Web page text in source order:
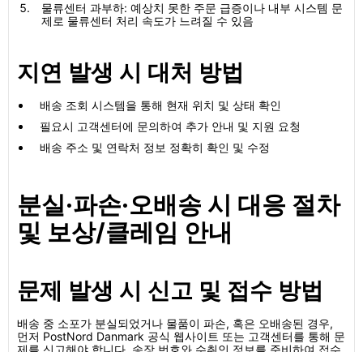
물류센터 과부하: 예상치 못한 주문 급증이나 내부 시스템 문
제로 물류센터 처리 속도가 느려질 수 있음
지연 발생 시 대처 방법
배송 조회 시스템을 통해 현재 위치 및 상태 확인
필요시 고객센터에 문의하여 추가 안내 및 지원 요청
배송 주소 및 연락처 정보 정확히 확인 및 수정
분실·파손·오배송 시 대응 절차
및 보상/클레임 안내
문제 발생 시 신고 및 접수 방법
배송 중 소포가 분실되었거나 물품이 파손, 혹은 오배송된 경우,
먼저 PostNord Danmark 공식 웹사이트 또는 고객센터를 통해 문
제를 신고해야 합니다. 송장 번호와 수취인 정보를 준비하여 접수